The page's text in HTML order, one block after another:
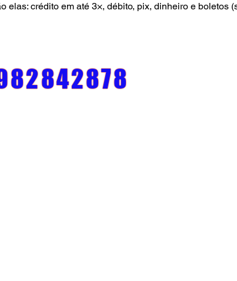
elas: crédito em até 3×, débito, pix, dinheiro e boletos